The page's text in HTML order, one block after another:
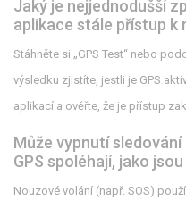
Jaký je nejjednodušší
aplikace stále přístup k
Stáhněte si „GPS Test“ nebo
výsledku zjistíte, jestli je GPS
aplikací a ověřte, že je přístup
Může vypnutí
GPS spoléhají, jako
Nouzové volání (např. SOS)